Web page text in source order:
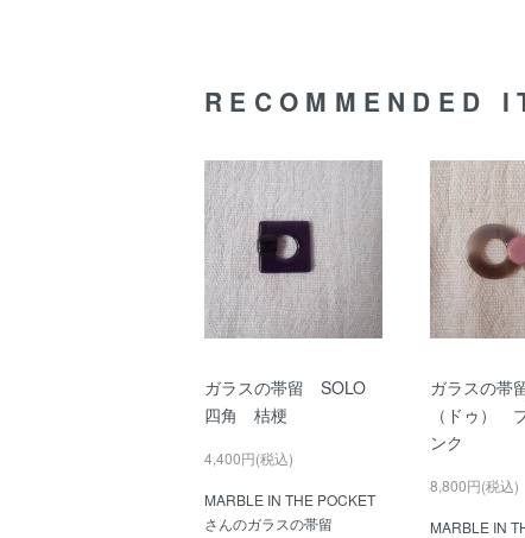
RECOMMENDED
ガラスの帯留 SOLO
四角 桔梗
4,400円(税込)
MARBLE IN THE POCKET
さんのガラスの帯留
ガラスの
（ドゥ）
ンク
8,800円(税込)
MARBLE IN